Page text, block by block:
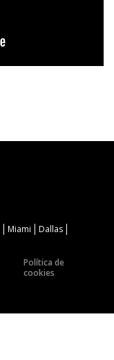
Miami
Dallas
Política de
cookies